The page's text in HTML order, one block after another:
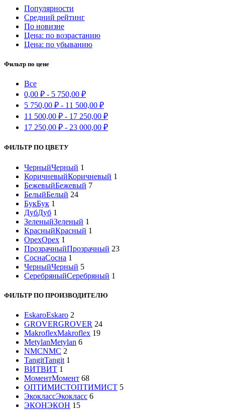
Популярности
Средний рейтинг
По новизне
Цена: по возрастанию
Цена: по убыванию
Фильтр по цене
Все
0,00 ₽ - 5 750,00 ₽
5 750,00 ₽ - 11 500,00 ₽
11 500,00 ₽ - 17 250,00 ₽
17 250,00 ₽ - 23 000,00 ₽
ФИЛЬТР ПО ЦВЕТУ
ЧерныйЧерный 1
КоричневыйКоричневый 1
БежевыйБежевый 7
БелыйБелый 24
БукБук 1
ДубДуб 1
ЗеленыйЗеленый 1
КрасныйКрасный 1
ОрехОрех 1
ПрозрачныйПрозрачный 23
СоснаСосна 1
ЧерныйЧерный 5
СеребряныйСеребряный 1
ФИЛЬТР ПО ПРОИЗВОДИТЕЛЮ
EskaroEskaro 2
GROVERGROVER 24
MakroflexMakroflex 19
MetylanMetylan 6
NMCNMC 2
TangitTangit 1
ВИТВИТ 1
МоментМомент 68
ОПТИМИСТОПТИМИСТ 5
ЭкоклассЭкокласс 6
ЭКОНЭКОН 15